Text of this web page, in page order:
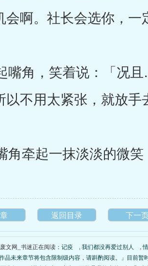
啊。社长会选你，一
嘴角，笑着说：「况
不用太紧张，就放手
牵起一抹淡淡的微笑
返回目录 下一
废文网_书迷正在阅读： 记疫 , 我们都没再爱过别人 ,
品未来章节将包含限制级内容，请斟酌阅读。」目前暂